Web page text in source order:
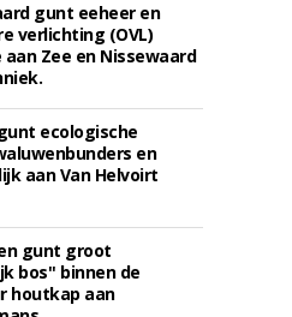
gunt eeheer en
verlichting (OVL)
Zee en Nissewaard
ecologische
en
aan Van Helvoirt
gunt groot
bos'' binnen de
houtkap aan